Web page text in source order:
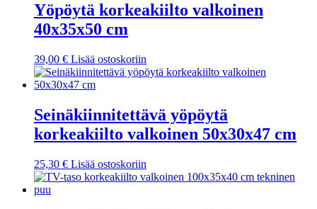
Yöpöytä korkeakiilto valkoinen
40x35x50 cm
39,00 € Lisää ostoskoriin
Seinäkiinnitettävä yöpöytä
korkeakiilto valkoinen 50x30x47 cm
25,30 € Lisää ostoskoriin